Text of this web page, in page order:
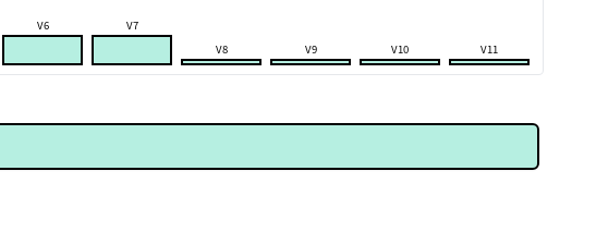
V6
V7
V8
V9 V10 V11